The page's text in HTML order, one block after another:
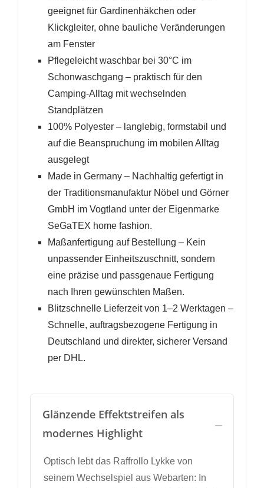
geeignet für Gardinenhäkchen oder
Klickgleiter, ohne bauliche Veränderungen
am Fenster
Pflegeleicht waschbar bei 30°C im
Schonwaschgang – praktisch für den
Camping-Alltag mit wechselnden
Standplätzen
100% Polyester – langlebig, formstabil und
auf die Beanspruchung im mobilen Alltag
ausgelegt
Made in Germany – Nachhaltig gefertigt in
der Traditionsmanufaktur Nöbel und Görner
GmbH im Vogtland unter der Eigenmarke
SeGaTEX home fashion.
Maßanfertigung auf Bestellung – Kein
unpassender Einheitszuschnitt, sondern
eine präzise und passgenaue Fertigung
nach Ihren gewünschten Maßen.
Blitzschnelle Lieferzeit von 1–2 Werktagen –
Schnelle, auftragsbezogene Fertigung in
Deutschland und direkter, sicherer Versand
per DHL.
Glänzende Effektstreifen als
modernes Highlight
Optisch lebt das Raffrollo Lykke von
seinem Wechselspiel aus Webarten: In